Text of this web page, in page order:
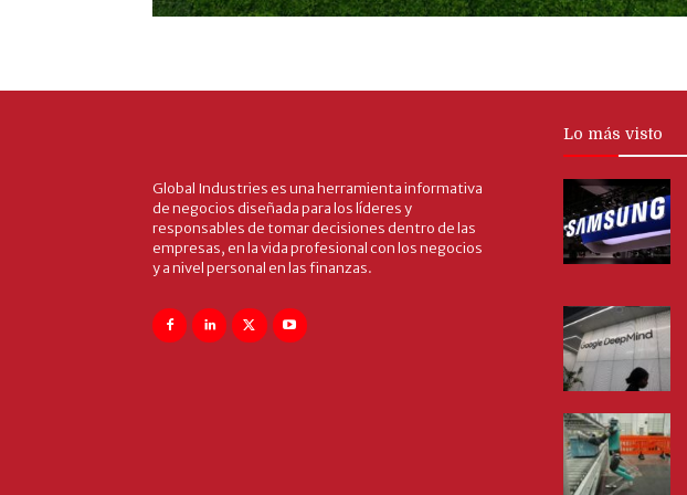
Global Industries es una herramienta informativa
de negocios diseñada para los líderes y
responsables de tomar decisiones dentro de las
empresas, en la vida profesional con los negocios
y a nivel personal en las finanzas.
Lo más visto